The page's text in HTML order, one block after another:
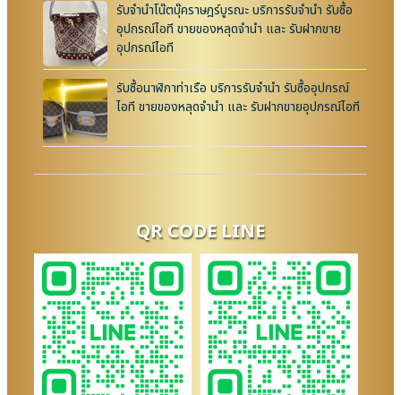
รับจำนำโน๊ตบุ๊คราษฎร์บูรณะ บริการรับจำนำ รับซื้อ
อุปกรณ์ไอที ขายของหลุดจำนำ และ รับฝากขาย
อุปกรณ์ไอที
รับซื้อนาฬิกาท่าเรือ บริการรับจำนำ รับซื้ออุปกรณ์
ไอที ขายของหลุดจำนำ และ รับฝากขายอุปกรณ์ไอที
QR CODE LINE